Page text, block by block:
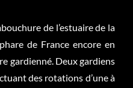
de l’estuaire de la
de France encore en
gardienné. Deux gardiens
des rotations d’une à